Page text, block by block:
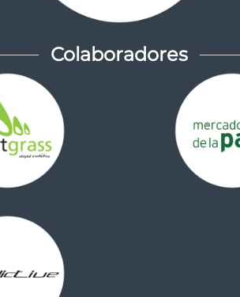
Colaboradores